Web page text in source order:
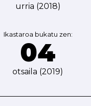
urria (2018)
Ikastaroa bukatu zen:
04
otsaila (2019)